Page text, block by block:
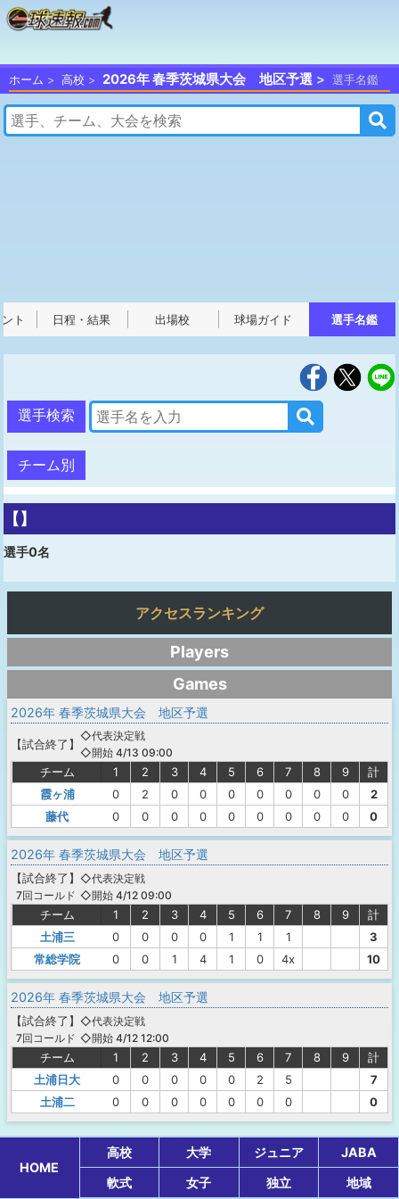
ホーム 高校 2026年 春季茨城県大会 地区予選 選手名鑑
ト 日程・結果 出場校 球場ガイド 選手名鑑
選手検索
チーム別
【】
選手0名
アクセスランキング
Players
Games
2026年 春季茨城県大会 地区予選
【試合終了 】
◇代表決定戦
◇開始 4/13 09:00
チーム 1 2 3 4 5 6 7 8 9
計
霞ヶ浦
0 2 0 0 0 0 0 0 0
2
藤代
0 0 0 0 0 0 0 0 0 0
2026年 春季茨城県大会 地区予選
【試合終了 】
7回コールド
◇代表決定戦
◇開始 4/12 09:00
チーム 1 2 3 4 5 6 7 8 9
計
土浦三
0 0 0 0 1 1 1
3
常総学院
0 0 1 4 1 0 4x 10
2026年 春季茨城県大会 地区予選
【試合終了 】
7回コールド
◇代表決定戦
◇開始 4/12 12:00
チーム 1 2 3 4 5 6 7 8 9
計
土浦日大
0 0 0 0 0 2 5
7
土浦二
0 0 0 0 0 0 0 0
HOME
高校 大学 ジュニア
JABA
軟式
女子 独立 地域